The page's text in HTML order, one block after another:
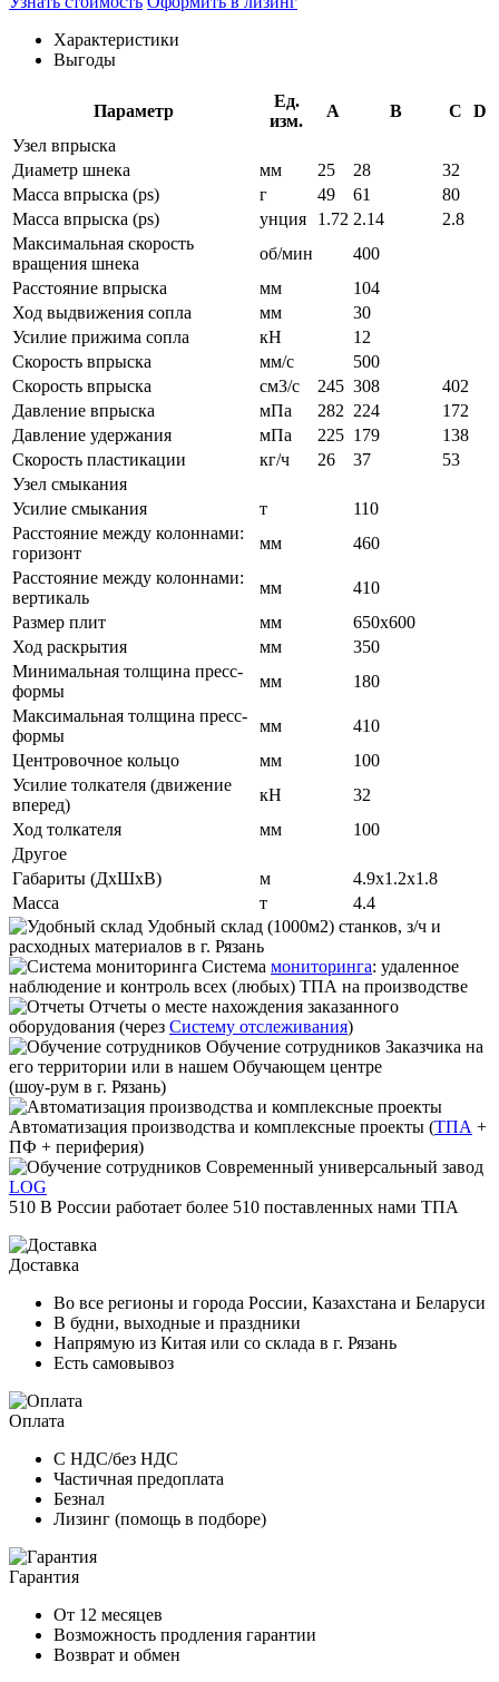
Характеристики
Выгоды
Параметр
Ед.
изм.
A B C
D
Узел впрыска
Диаметр шнека
мм 25 28
32
Масса впрыска (ps)
г 49 61
80
Масса впрыска (ps)
унция 1.72 2.14
2.8
Максимальная скорость
вращения шнека
об/мин
400
Расстояние впрыска
мм
104
Ход выдвижения сопла
мм
30
Усилие прижима сопла
кН
12
Скорость впрыска
мм/с
500
Скорость впрыска
см3/с 245 308
402
Давление впрыска
мПа 282 224
172
Давление удержания
мПа 225 179
138
Скорость пластикации
кг/ч 26 37
53
Узел смыкания
Усилие смыкания
т
110
Расстояние между колоннами:
горизонт
мм
460
Расстояние между колоннами:
вертикаль
мм
410
Размер плит
мм
650x600
Ход раскрытия
мм
350
Минимальная толщина пресс-
формы
мм
180
Максимальная толщина пресс-
формы
мм
410
Центровочное кольцо
мм
100
Усилие толкателя (движение
вперед)
кН
32
Ход толкателя
мм
100
Другое
Габариты (ДxШxВ)
м
4.9x1.2x1.8
Масса
т
4.4
Удобный склад (1000м2) станков, з/ч и
расходных материалов в г. Рязань
Система мониторинга: удаленное
наблюдение и контроль всех (любых) ТПА на производстве
Отчеты о месте нахождения заказанного
оборудования (через Систему отслеживания)
Обучение сотрудников Заказчика на
его территории или в нашем Обучающем центре
(шоу-рум в г. Рязань)
Автоматизация производства и комплексные проекты (ТПА +
ПФ + периферия)
Современный универсальный завод
LOG
510 В России работает более 510 поставленных нами ТПА
Доставка
Во все регионы и города России, Казахстана и Беларуси
В будни, выходные и праздники
Напрямую из Китая или со склада в г. Рязань
Есть самовывоз
Оплата
С НДС/без НДС
Частичная предоплата
Безнал
Лизинг (помощь в подборе)
Гарантия
От 12 месяцев
Возможность продления гарантии
Возврат и обмен